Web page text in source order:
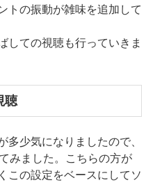
トの振動が雑味を追加して
しての視聴も行っていきま
聴
多少気になりましたので、
みました。こちらの方が
この設定をベースにしてソ